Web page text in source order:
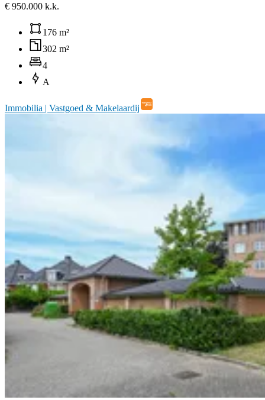
€ 950.000 k.k.
176 m²
302 m²
4
A
Immobilia | Vastgoed & Makelaardij